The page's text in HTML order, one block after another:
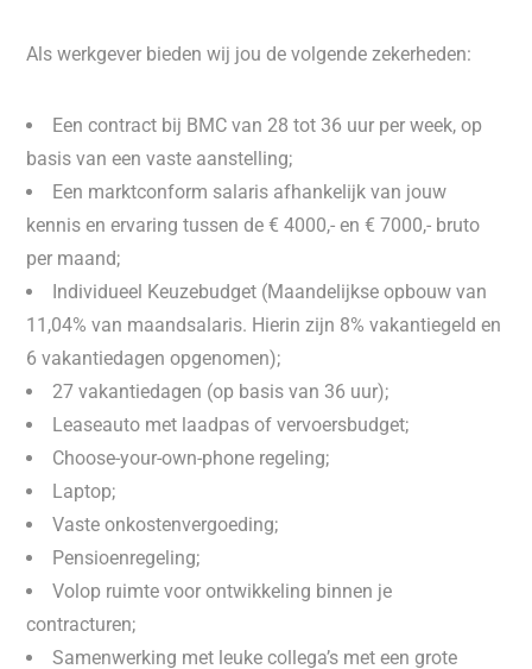
Als werkgever bieden wij jou de volgende zekerheden:
Een contract bij BMC van 28 tot 36 uur per week, op
basis van een vaste aanstelling;
Een marktconform salaris afhankelijk van jouw
kennis en ervaring tussen de € 4000,- en € 7000,- bruto
per maand;
Individueel Keuzebudget (Maandelijkse opbouw van
11,04% van maandsalaris. Hierin zijn 8% vakantiegeld en
6 vakantiedagen opgenomen);
27 vakantiedagen (op basis van 36 uur);
Leaseauto met laadpas of vervoersbudget;
Choose-your-own-phone regeling;
Laptop;
Vaste onkostenvergoeding;
Pensioenregeling;
Volop ruimte voor ontwikkeling binnen je
contracturen;
Samenwerking met leuke collega’s met een grote